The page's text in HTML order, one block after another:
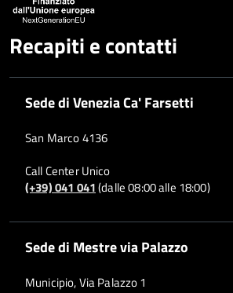
Recapiti e contatti
Sede di Venezia Ca' Farsetti
San Marco 4136
Call Center Unico
(+39) 041 041(dalle 08:00 alle 18:00)
Sede di Mestre via Palazzo
Municipio, Via Palazzo 1